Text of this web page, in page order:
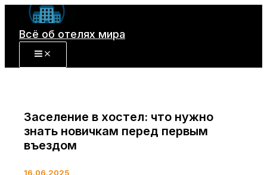
Перейти
содержимому
Всё об отелях мира
Заселение в хостел: что нужно
знать новичкам перед первым
въездом
16.06.2025